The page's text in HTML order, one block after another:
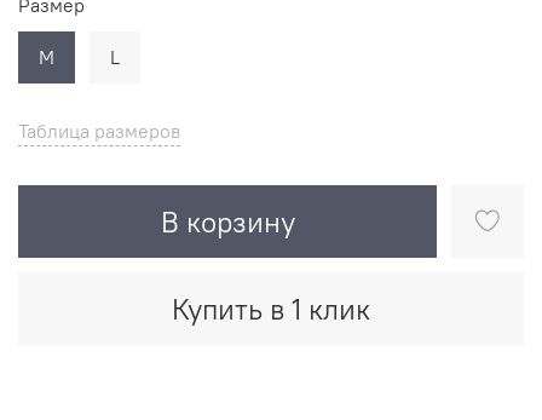
Таблица размеров
В корзину
Купить в 1 клик
M L